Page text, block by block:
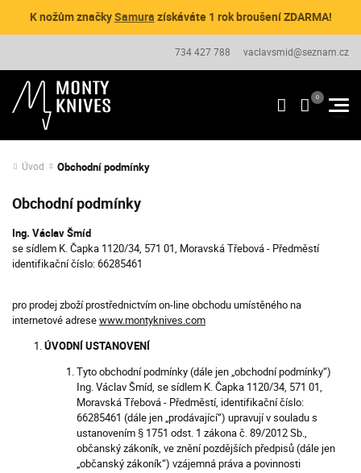
K nožům značkySamura získáváte 1 rok broušení ZDARMA!
734 427 788 vaclavsmid@seznam.cz
Úvod Obchodní podmínky
Obchodní podmínky
Ing. Václav Šmíd
se sídlem K. Čapka 1120/34, 571 01, Moravská Třebová - Předměstí
identifikační číslo: 66285461
pro prodej zboží prostřednictvím on-line obchodu umístěného na
internetové adresewww.montyknives.com
ÚVODNÍ USTANOVENÍ
Tyto obchodní podmínky (dále jen „obchodní podmínky“)
Ing. Václav Šmíd, se sídlem K. Čapka 1120/34, 571 01,
Moravská Třebová - Předměstí, identifikační číslo:
66285461 (dále jen „prodávající“) upravují v souladu s
ustanovením § 1751 odst. 1 zákona č. 89/2012 Sb.,
občanský zákoník, ve znění pozdějších předpisů (dále jen
„občanský zákoník“) vzájemná práva a povinnosti